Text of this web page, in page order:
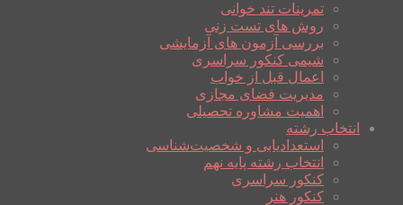
تمرینات تند خوانی
روش های تست زنی
بررسی آزمون های آزمایشی
شیمی کنکور سراسری
اعمال قبل از خواب
مدیریت فضای مجازی
اهمیت مشاوره تحصیلی
انتخاب رشته
استعدادیابی و شخصیت‌شناسی
انتخاب رشته پایه نهم
کنکور سراسری
کنکور هنر